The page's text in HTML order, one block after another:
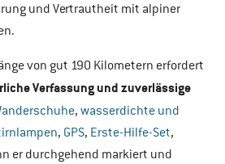
und Vertrautheit mit alpiner
von gut 190 Kilometern erfordert
Verfassung undzuverlässige
, wasserdichte und
, GPS, Erste-Hilfe-Set,
er durchgehend markiert und